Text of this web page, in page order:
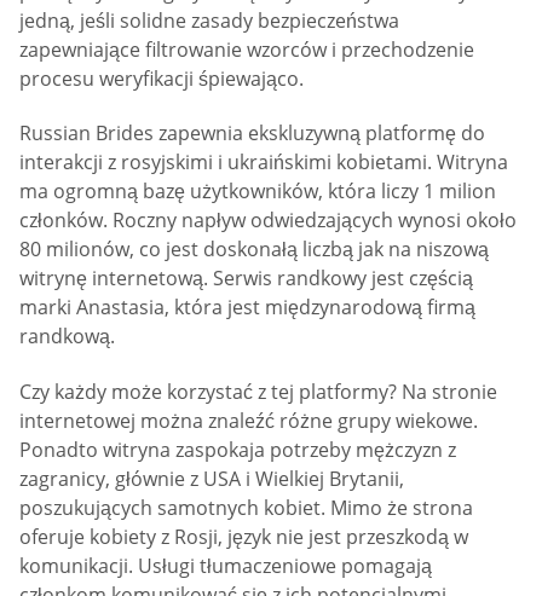
jedną, jeśli solidne zasady bezpieczeństwa
zapewniające filtrowanie wzorców i przechodzenie
procesu weryfikacji śpiewająco.
Russian Brides zapewnia ekskluzywną platformę do
interakcji z rosyjskimi i ukraińskimi kobietami. Witryna
ma ogromną bazę użytkowników, która liczy 1 milion
członków. Roczny napływ odwiedzających wynosi około
80 milionów, co jest doskonałą liczbą jak na niszową
witrynę internetową. Serwis randkowy jest częścią
marki Anastasia, która jest międzynarodową firmą
randkową.
Czy każdy może korzystać z tej platformy? Na stronie
internetowej można znaleźć różne grupy wiekowe.
Ponadto witryna zaspokaja potrzeby mężczyzn z
zagranicy, głównie z USA i Wielkiej Brytanii,
poszukujących samotnych kobiet. Mimo że strona
oferuje kobiety z Rosji, język nie jest przeszkodą w
komunikacji. Usługi tłumaczeniowe pomagają